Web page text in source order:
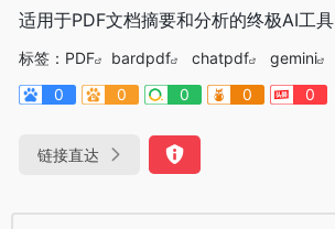
适用于PDF文档摘要和分析的终极AI工具
标签： PDF bardpdf chatpdf
gemini
0
0 0 0 0
链接直达